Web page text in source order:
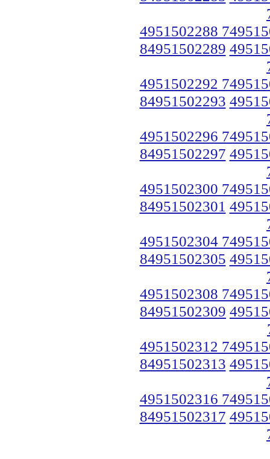
4951502288
84951502289
4951502292
84951502293
4951502296
84951502297
4951502300
84951502301
4951502304
84951502305
4951502308
84951502309
4951502312
84951502313
4951502316
84951502317